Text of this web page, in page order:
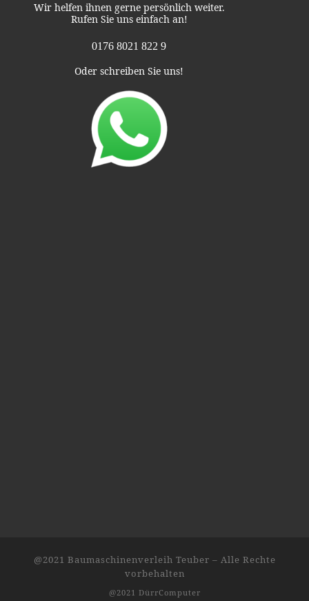
Wir helfen ihnen gerne persönlich weiter.
Rufen Sie uns einfach an!
0176 8021 822 9
Oder schreiben Sie uns!
@2021 Baumaschinenverleih Teuber – Alle Rechte
vorbehalten
@2021 DürrComputer